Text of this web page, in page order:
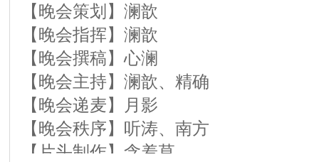
2、王子《白桦林》
3、山水《太阳岛上》
4、山水《白发亲娘》
5、王子《我怀着满腔热情》
6、王子《老师我总是想起你》
7、苏宏《怀念战友》
8、苏宏《延安颂》
【晚会策划】澜歆
【晚会指挥】澜歆
【晚会撰稿】心澜
【晚会主持】澜歆、精确
【晚会递麦】月影
【晚会秩序】听涛、南方
【片头制作】含羞草